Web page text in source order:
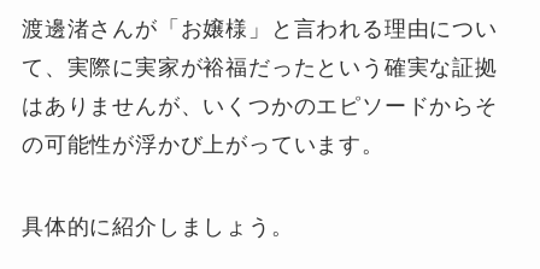
渡邊渚さんが「お嬢様」と言われる理由につい
て、実際に実家が裕福だったという確実な証拠
はありませんが、いくつかのエピソードからそ
の可能性が浮かび上がっています。
具体的に紹介しましょう。